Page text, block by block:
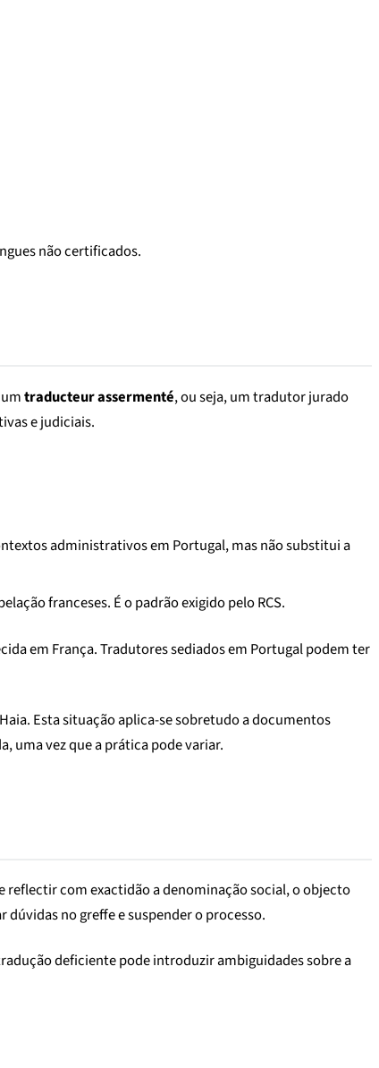
não certificados.
traducteur assermenté, ou seja, um tradutor jurado
e judiciais.
administrativos em Portugal, mas não substitui a
franceses. É o padrão exigido pelo RCS.
em França. Tradutores sediados em Portugal podem ter
Esta situação aplica-se sobretudo a documentos
uma vez que a prática pode variar.
reflectir com exactidão a denominação social, o objecto
no greffe e suspender o processo.
deficiente pode introduzir ambiguidades sobre a